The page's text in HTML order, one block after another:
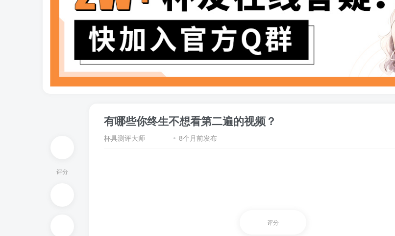
评分
有哪些你终生不想看第二遍的视频？
杯具测评大师 8个月前发布
评分